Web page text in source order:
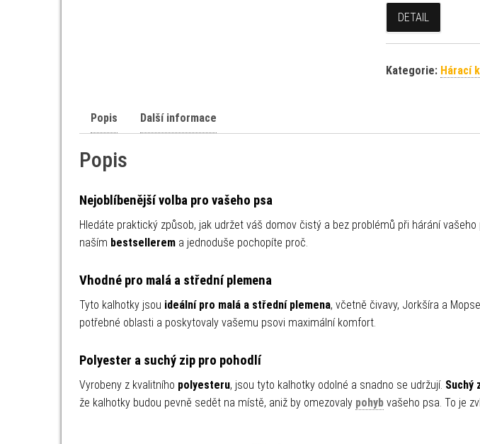
DETAIL
Kategorie: Hárací
Popis Další informace
Popis
Nejoblíbenější volba pro vašeho psa
Hledáte praktický způsob, jak udržet váš domov čistý a bez problémů při hárání vašeho
naším bestsellerem a jednoduše pochopíte proč.
Vhodné pro malá a střední plemena
Tyto kalhotky jsou ideální pro malá a střední plemena, včetně čivavy, Jorkšíra a
potřebné oblasti a poskytovaly vašemu psovi maximální komfort.
Polyester a suchý zip pro pohodlí
Vyrobeny z kvalitního polyesteru, jsou tyto kalhotky odolné a snadno se udržují. Suchý
že kalhotky budou pevně sedět na místě, aniž by omezovaly pohyb vašeho psa. To je